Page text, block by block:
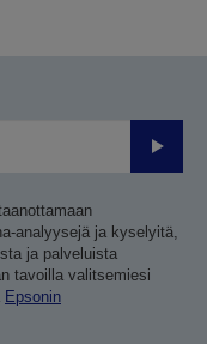
Lähetä
analyysejä ja kyselyitä,
ja palveluista
tavoilla valitsemiesi
Epsonin